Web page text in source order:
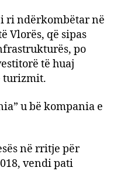
ri ndërkombëtar në
Vlorës, që sipas
po
të huaj
turizmit.
u bë kompania e
në rritje për
vendi pati